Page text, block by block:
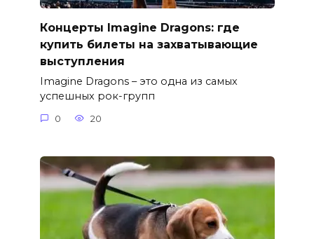
Концерты Imagine Dragons: где
купить билеты на захватывающие
выступления
Imagine Dragons – это одна из самых
успешных рок-групп
0 20